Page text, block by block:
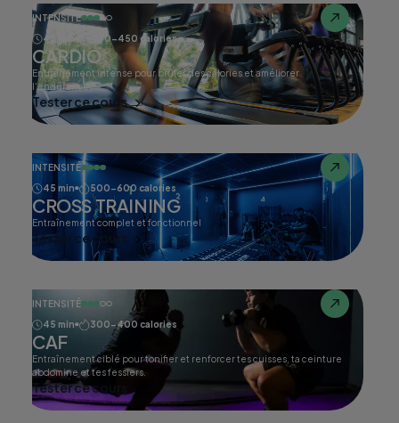
INTENSITÉ
45 min
400-450 calories
CARDIO
Entraînement intense pour brûler des calories et améliorer
l'endurance.
Tester ce cours
INTENSITÉ
45 min
500-600 calories
CROSS TRAINING
Entraînement complet et fonctionnel
Tester ce cours
INTENSITÉ
45 min
300-400 calories
CAF
Entraînement ciblé pour tonifier et renforcer tes cuisses, ta ceinture
abdomine et tes fessiers.
Tester ce cours